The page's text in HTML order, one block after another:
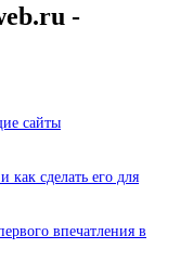
-
сайты
сделать его для
впечатления в